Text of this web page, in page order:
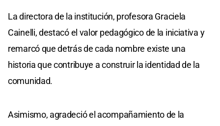
La directora de la institución, profesora Graciela
Cainelli, destacó el valor pedagógico de la iniciativa y
remarcó que detrás de cada nombre existe una
historia que contribuye a construir la identidad de la
comunidad.
Asimismo, agradeció el acompañamiento de la